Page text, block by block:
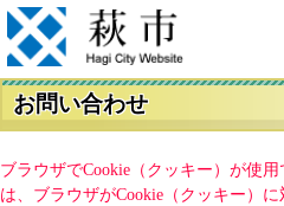
お問い合わせ
ブラウザでCookie（クッキー）が使
は、ブラウザがCookie（クッキー）